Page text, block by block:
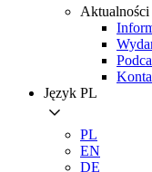
Aktualności
Język PL
PL
EN
DE